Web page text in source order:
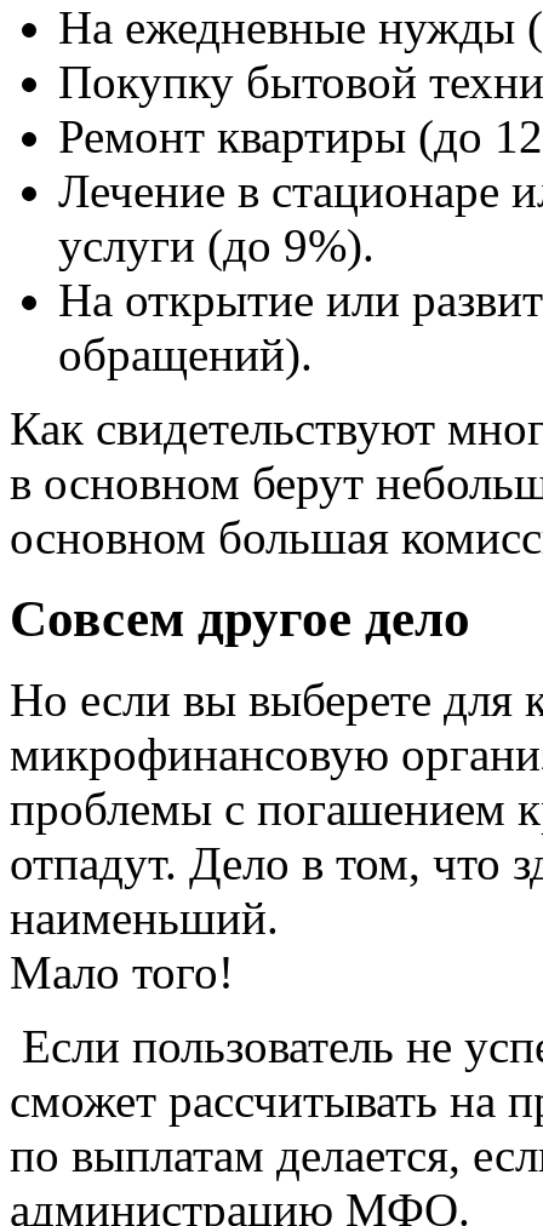
На ежедневные нужды
Покупку бытовой
Ремонт квартиры (до
Лечение в стационаре
услуги (до 9%).
На открытие или
обращений).
Как свидетельствуют
в основном берут
основном большая
Совсем другое дело
Но если вы выберете для
микрофинансовую
проблемы с погашением
отпадут. Дело в том, что
наименьший.
Мало того!
Если пользователь не
сможет рассчитывать на
по выплатам делается,
администрацию МФО.